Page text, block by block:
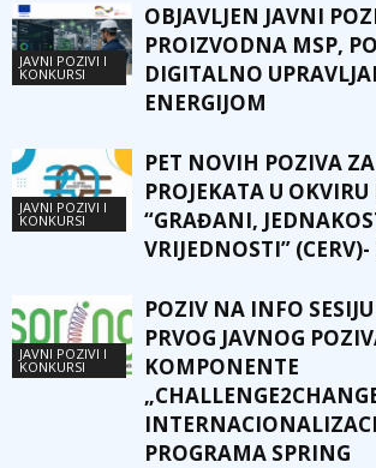
JAVNI POZIVI I
KONKURSI
OBJAVLJEN JAVNI
PROIZVODNA MSP,
DIGITALNO
ENERGIJOM
JAVNI POZIVI I
KONKURSI
PET NOVIH POZIVA
PROJEKATA U
“GRAĐANI,
VRIJEDNOSTI”
JAVNI POZIVI I
KONKURSI
POZIV NA INFO
PRVOG JAVNOG
KOMPONENTE
PROGRAMA SPRING